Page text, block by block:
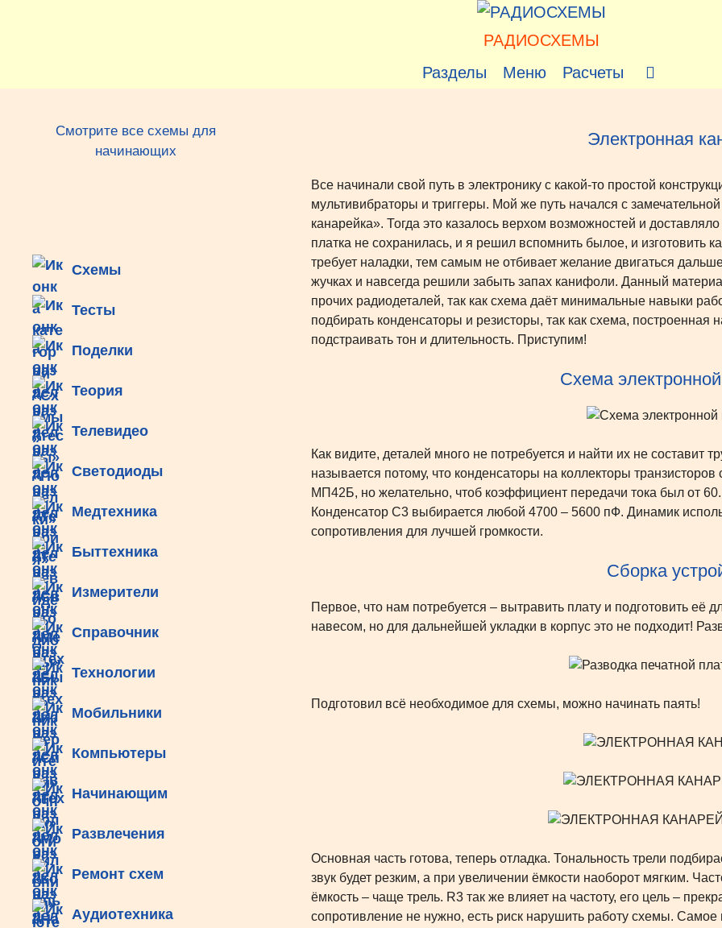
РАДИОСХЕМЫ
Разделы
Меню Расчеты
Электронная
Все начинали свой путь в электронику с какой-то простой
мультивибраторы и триггеры. Мой же путь начался с
канарейка». Тогда это казалось верхом возможностей и
платка не сохранилась, и я решил вспомнить былое, и изготовить
требует наладки, тем самым не отбивает желание двигаться
жучках и навсегда решили забыть запах канифоли. Данный
прочих радиодеталей, так как схема даёт минимальные навыки
подбирать конденсаторы и резисторы, так как схема, построенная
подстраивать тон и длительность. Приступим!
Схема
Как видите, деталей много не потребуется и найти их не
называется потому, что конденсаторы на коллекторы
МП42Б, но желательно, чтоб коэффициент передачи тока был от
Конденсатор С3 выбирается любой 4700 – 5600 пФ. Динамик
сопротивления для лучшей громкости.
Сборка
Первое, что нам потребуется – вытравить плату и подготовить её
навесом, но для дальнейшей укладки в корпус это не подходит!
Подготовил всё необходимое для схемы, можно начинать паять!
Основная часть готова, теперь отладка. Тональность трели
звук будет резким, а при увеличении ёмкости наоборот мягким.
ёмкость – чаще трель. R3 так же влияет на частоту, его цель –
сопротивление не нужно, есть риск нарушить работу схемы.
Смотрите все схемы для
начинающих
Схемы
Тесты
Поделки
Теория
Телевидео
Светодиоды
Медтехника
Быттехника
Измерители
Справочник
Технологии
Мобильники
Компьютеры
Начинающим
Развлечения
Ремонт схем
Аудиотехника